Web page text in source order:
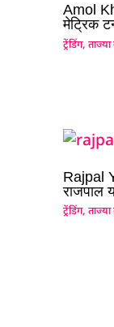
Amol
मेट्रिक
ट्रेंडिंग,ताज्या
Rajpal
राजपाल
ट्रेंडिंग,ताज्या